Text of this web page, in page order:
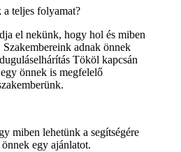
teljes folyamat?
el nekünk, hogy hol és miben
Szakembereink adnak önnek
Tököl kapcsán
önnek is megfelelő
miben lehetünk a segítségére
egy ajánlatot.